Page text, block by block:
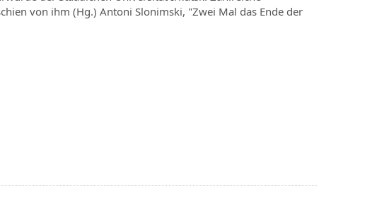
von ihm (Hg.) Antoni Slonimski, "Zwei Mal das Ende der